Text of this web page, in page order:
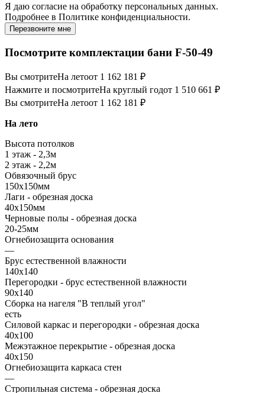
Я даю согласие на обработку персональных данных.
Подробнее в Политике конфиденциальности.
Перезвоните мне
Посмотрите комплектации бани F-50-49
Вы смотритеНа летоот 1 162 181 ₽
Нажмите и посмотритеНа круглый годот 1 510 661 ₽
Вы смотритеНа летоот 1 162 181 ₽
На лето
Высота потолков
1 этаж - 2,3м
2 этаж - 2,2м
Обвязочный брус
150х150мм
Лаги - обрезная доска
40х150мм
Черновые полы - обрезная доска
20-25мм
Огнебиозащита основания
—
Брус естественной влажности
140х140
Перегородки - брус естественной влажности
90х140
Сборка на нагеля "В теплый угол"
есть
Силовой каркас и перегородки - обрезная доска
40х100
Межэтажное перекрытие - обрезная доска
40х150
Огнебиозащита каркаса стен
—
Стропильная система - обрезная доска